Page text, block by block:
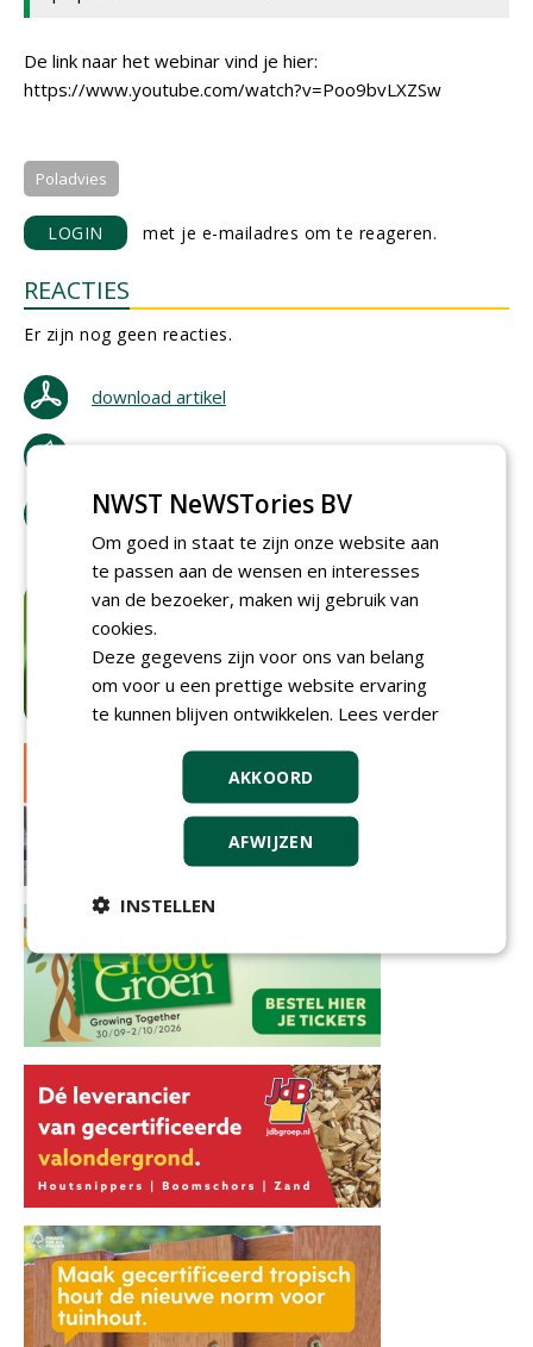
De link naar het webinar vind je hier:
https://www.youtube.com/watch?v=Poo9bvLXZSw
Poladvies
LOGIN met je e-mailadres om te reageren.
REACTIES
Er zijn nog geen reacties.
download artikel
tip de redactie
NWST NeWSTories BV
Om goed in staat te zijn onze website aan
te passen aan de wensen en interesses
van de bezoeker, maken wij gebruik van
cookies.
Deze gegevens zijn voor ons van belang
om voor u een prettige website ervaring
te kunnen blijven ontwikkelen. Lees verder
AKKOORD
AFWIJZEN
INSTELLEN